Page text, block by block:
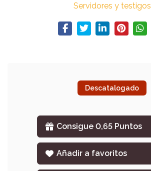
Servidores y testigos
Descatalogado
Consigue 0,65 Puntos
Añadir a favoritos